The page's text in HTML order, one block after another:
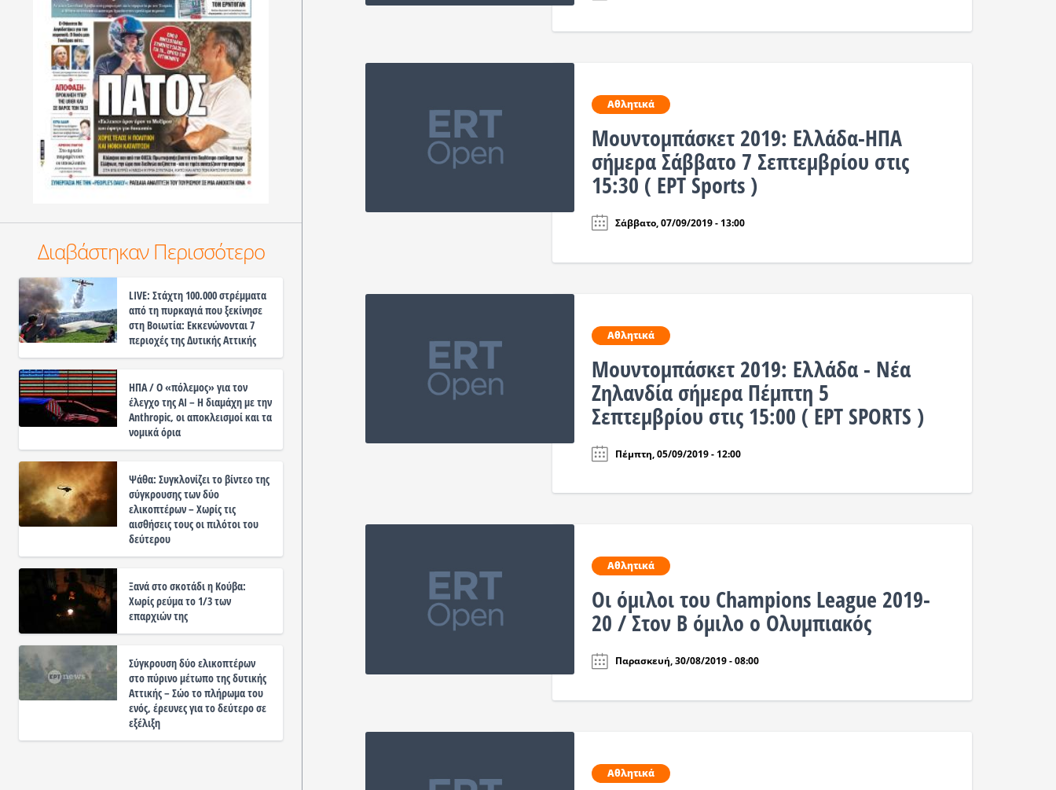
Αθλητικά
Μουντομπάσκετ 2019: Ελλάδα-ΗΠΑ
σήμερα Σάββατο 7 Σεπτεμβρίου στις
15:30 ( EΡT Sports )
Σάββατο, 07/09/2019 - 13:00
Αθλητικά
Μουντομπάσκετ 2019: Ελλάδα - Νέα
Ζηλανδία σήμερα Πέμπτη 5
Σεπτεμβρίου στις 15:00 ( ΕΡΤ SPORTS )
Πέμπτη, 05/09/2019 - 12:00
Αθλητικά
Οι όμιλοι του Champions League 2019-
20 / Στον Β όμιλο ο Ολυμπιακός
Παρασκευή, 30/08/2019 - 08:00
Αθλητικά
Διαβάστηκαν Περισσότερο
LIVE: Στάχτη 100.000 στρέμματα
από τη πυρκαγιά που ξεκίνησε
στη Βοιωτία: Εκκενώνονται 7
περιοχές της Δυτικής Αττικής
ΗΠΑ / Ο «πόλεμος» για τον
έλεγχο της ΑΙ – Η διαμάχη με την
Anthropic, οι αποκλεισμοί και τα
νομικά όρια
Ψάθα: Συγκλονίζει το βίντεο της
σύγκρουσης των δύο
ελικοπτέρων – Χωρίς τις
αισθήσεις τους οι πιλότοι του
δεύτερου
Ξανά στο σκοτάδι η Κούβα:
Χωρίς ρεύμα το 1/3 των
επαρχιών της
Σύγκρουση δύο ελικοπτέρων
στο πύρινο μέτωπο της δυτικής
Αττικής – Σώο το πλήρωμα του
ενός, έρευνες για το δεύτερο σε
εξέλιξη